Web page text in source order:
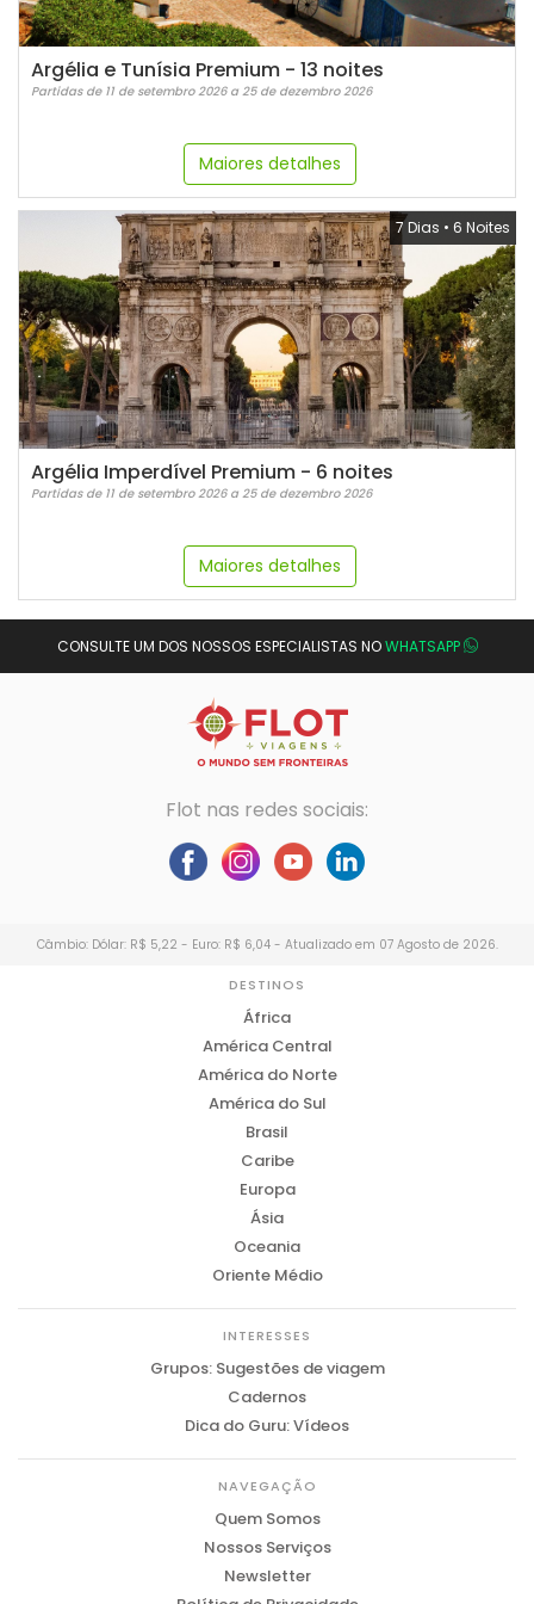
Argélia e Tunísia Premium - 13 noites
Partidas de 11 de setembro 2026 a 25 de dezembro 2026
Maiores detalhes
7 Dias • 6 Noites
Argélia Imperdível Premium - 6 noites
Partidas de 11 de setembro 2026 a 25 de dezembro 2026
Maiores detalhes
CONSULTE UM DOS NOSSOS ESPECIALISTAS NOWHATSAPP
Flot nas redes sociais:
Câmbio: Dólar: R$ 5,22 - Euro: R$ 6,04 - Atualizado em 07 Agosto de 2026.
DESTINOS
África
América Central
América do Norte
América do Sul
Brasil
Caribe
Europa
Ásia
Oceania
Oriente Médio
INTERESSES
Grupos: Sugestões de viagem
Cadernos
Dica do Guru: Vídeos
NAVEGAÇÃO
Quem Somos
Nossos Serviços
Newsletter